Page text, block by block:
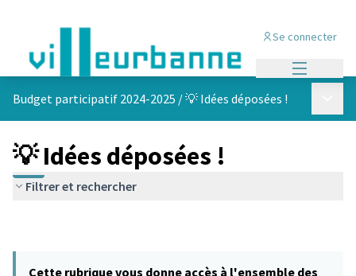
Se connecter
Budget participatif 2024-2025 /💡 Idées déposées !
💡 Idées déposées !
Filtrer et rechercher
Cette rubrique vous donne accès à l'ensemble des